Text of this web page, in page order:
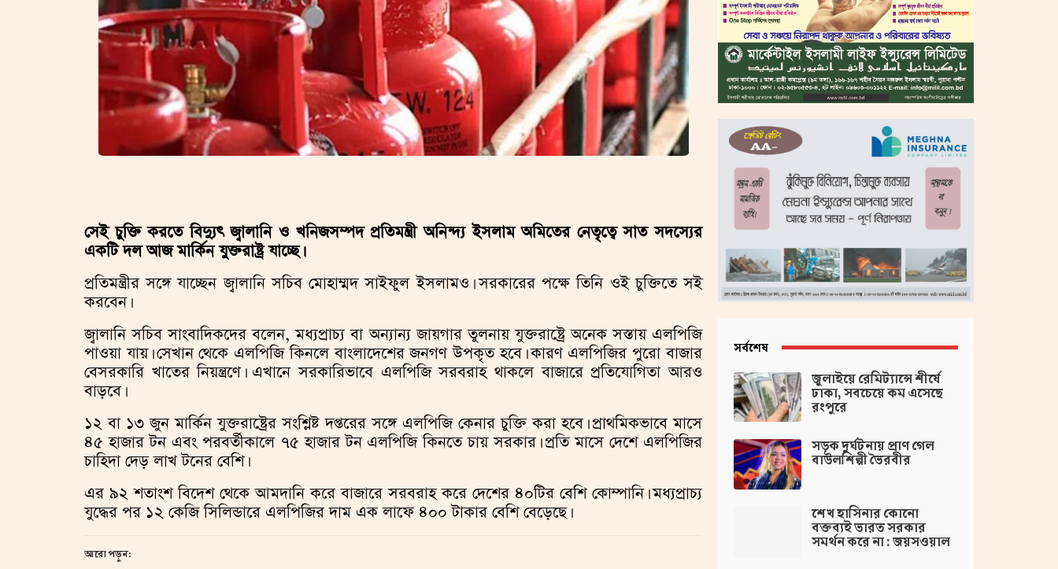
সেই চুক্তি করতে বিদ্যুৎ জ্বালানি ও খনিজসম্পদ প্রতিমন্ত্রী অনিন্দ্য ইসলাম অমিতের নেতৃত্বে সাত সদস্যের
একটি দল আজ মার্কিন যুক্তরাষ্ট্র যাচ্ছে।
প্রতিমন্ত্রীর সঙ্গে যাচ্ছেন জ্বালানি সচিব মোহাম্মদ সাইফুল ইসলামও। সরকারের পক্ষে তিনি ওই চুক্তিতে সই
করবেন।
জ্বালানি সচিব সাংবাদিকদের বলেন, মধ্যপ্রাচ্য বা অন্যান্য জায়গার তুলনায় যুক্তরাষ্ট্রে অনেক সস্তায় এলপিজি
পাওয়া যায়। সেখান থেকে এলপিজি কিনলে বাংলাদেশের জনগণ উপকৃত হবে। কারণ এলপিজির পুরো বাজার
বেসরকারি খাতের নিয়ন্ত্রণে। এখানে সরকারিভাবে এলপিজি সরবরাহ থাকলে বাজারে প্রতিযোগিতা আরও
বাড়বে।
১২ বা ১৩ জুন মার্কিন যুক্তরাষ্ট্রের সংশ্লিষ্ট দপ্তরের সঙ্গে এলপিজি কেনার চুক্তি করা হবে। প্রাথমিকভাবে মাসে
৪৫ হাজার টন এবং পরবর্তীকালে ৭৫ হাজার টন এলপিজি কিনতে চায় সরকার। প্রতি মাসে দেশে এলপিজির
চাহিদা দেড় লাখ টনের বেশি।
এর ৯২ শতাংশ বিদেশ থেকে আমদানি করে বাজারে সরবরাহ করে দেশের ৪০টির বেশি কোম্পানি। মধ্যপ্রাচ্য
যুদ্ধের পর ১২ কেজি সিলিন্ডারে এলপিজির দাম এক লাফে ৪০০ টাকার বেশি বেড়েছে।
আরো পড়ুন:
সর্বশেষ
জুলাইয়ে রেমিট্যান্সে শীর্ষে
ঢাকা, সবচেয়ে কম এসেছে
রংপুরে
সড়ক দুর্ঘটনায় প্রাণ গেল
বাউলশিল্পী ভৈরবীর
‌শেখ হাসিনার কোনো
বক্তব্যই ভারত সরকার
সমর্থন করে না : জয়সওয়াল